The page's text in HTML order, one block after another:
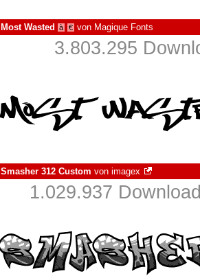
Most Wasted à € von Magique Fonts
3.803.295
Smasher 312 Custom von imagex
1.029.937